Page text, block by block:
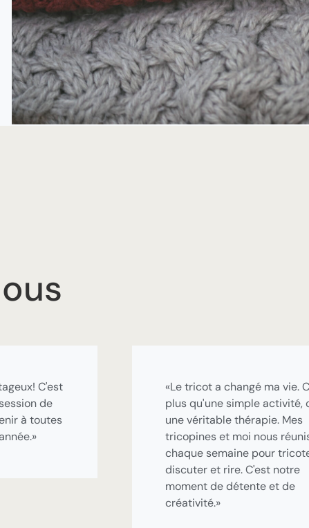
C'est
de
à toutes
«Le tricot a changé ma vie.
plus qu'une simple activité,
une véritable thérapie. Mes
tricopines et moi nous
chaque semaine pour
discuter et rire. C'est notre
moment de détente et de
créativité.»